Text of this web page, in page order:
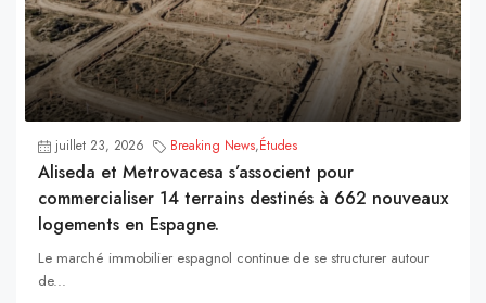
juillet 23, 2026 Breaking News,Études
Aliseda et Metrovacesa s’associent pour
commercialiser 14 terrains destinés à 662 nouveaux
logements en Espagne.
Le marché immobilier espagnol continue de se structurer autour
de...